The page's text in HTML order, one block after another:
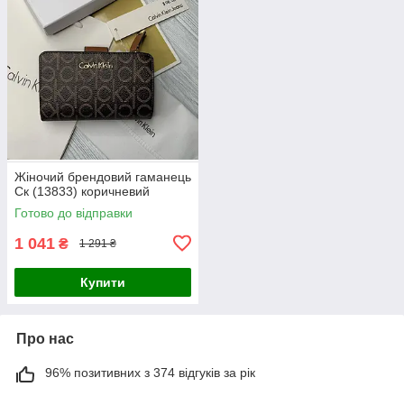
Жіночий брендовий гаманець
Ск (13833) коричневий
Готово до відправки
1 041 ₴ 1 291 ₴
Купити
Про нас
96% позитивних з 374 відгуків за рік